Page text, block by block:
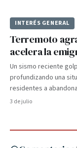
INTERÉS GENERAL
Terremoto
acelera la
Un sismo reciente
profundizando una
residentes a
3 de julio